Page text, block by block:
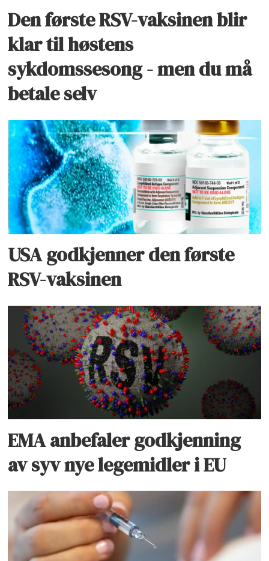
Den første RSV-vaksinen blir
klar til høstens
sykdomssesong - men du må
betale selv
USA godkjenner den første
RSV-vaksinen
EMA anbefaler godkjenning
av syv nye legemidler i EU